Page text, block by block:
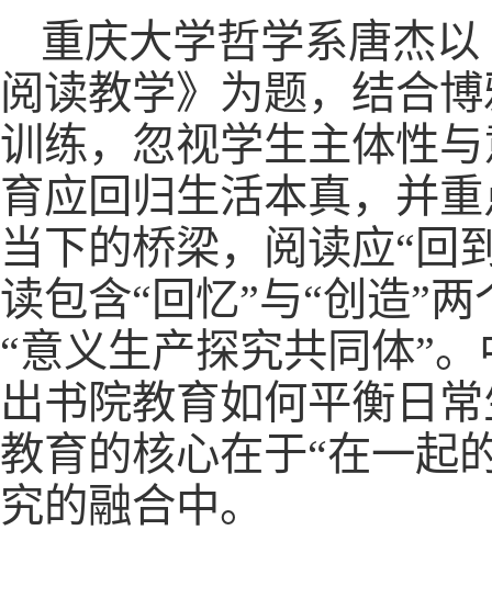
重庆大学哲学系唐杰以
阅读教学》为题，结合
训练，忽视学生主体性
育应回归生活本真，并
当下的桥梁，阅读应“回
读包含“回忆”与“创造”
“意义生产探究共同体”
出书院教育如何平衡日
教育的核心在于“在一起
究的融合中。